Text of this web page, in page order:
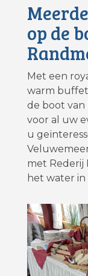
op de
Met een
warm
de boot van
voor al uw
u
met Rederij
het water